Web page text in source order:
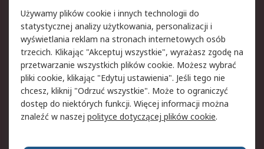
Aspekty prawne
Bezpieczeństwo e-
maila
Polityka dotycząca
plików cookie
Polityka prywatności
Użytkowanie witryny
Zastrzeżenia prawne
Warunki Sprzedaży
Używamy plików cookie i innych technologii do
statystycznej analizy użytkowania, personalizacji i
wyświetlania reklam na stronach internetowych osób
trzecich. Klikając "Akceptuj wszystkie", wyrażasz zgodę na
przetwarzanie wszystkich plików cookie. Możesz wybrać
pliki cookie, klikając "Edytuj ustawienia". Jeśli tego nie
chcesz, kliknij "Odrzuć wszystkie". Może to ograniczyć
dostęp do niektórych funkcji. Więcej informacji można
znaleźć w naszej polityce dotyczącej plików cookie.